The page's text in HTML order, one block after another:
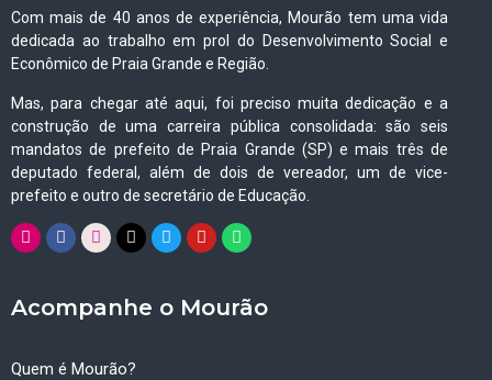
Com mais de 40 anos de experiência, Mourão tem uma vida
dedicada ao trabalho em prol do Desenvolvimento Social e
Econômico de Praia Grande e Região.
Mas, para chegar até aqui, foi preciso muita dedicação e a
construção de uma carreira pública consolidada: são seis
mandatos de prefeito de Praia Grande (SP) e mais três de
deputado federal, além de dois de vereador, um de vice-
prefeito e outro de secretário de Educação.
Acompanhe o Mourão
Quem é Mourão?